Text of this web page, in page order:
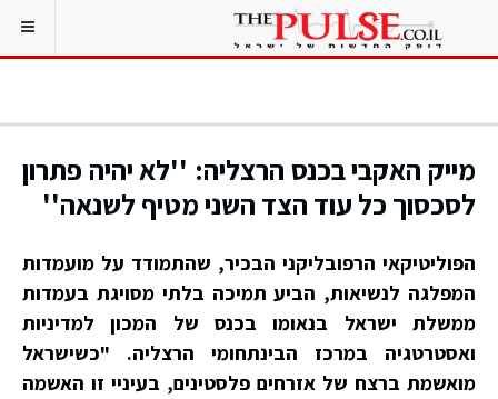
מייק האקבי בכנס הרצליה: ''לא יהיה פתרון
לסכסוך כל עוד הצד השני מטיף לשנאה''
הפוליטיקאי הרפובליקני הבכיר, שהתמודד על מועמדות
המפלגה לנשיאות, הביע תמיכה בלתי מסויגת בעמדות
ממשלת ישראל בנאומו בכנס של המכון למדיניות
ואסטרטגיה במרכז הבינתחומי הרצליה. "כשישראל
מואשמת ברצח של אזרחים פלסטינים, בעיניי זו האשמה